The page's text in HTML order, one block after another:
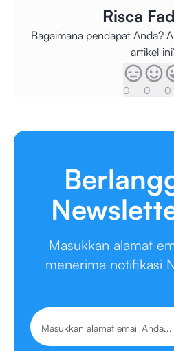
Risca
Bagaimana pendapat Anda?
artikel
0 0 0
Masukkan alamat
menerima notifikasi